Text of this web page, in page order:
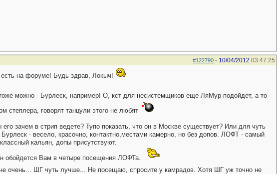
#122790 - 10/04/2012 03:47:25
есть на форуме! Будь здрав, Локыч!
можно - Бурлеск, например! О, кст для несистемщиков еще ЛяМур подойдет, а то
степлера, говорят танцули этого не любят
в стрип ведете? Тупо показать, что он в Москве существует? Или для чуть
- весело, красочно, контактно,местами камерно, но без допов. ЛОФТ - самый
кальян, допы присутствуют.
обойдется Вам в четыре посещения ЛОФТа.
очень... ШГ чуть лучше... Не посещаю, спросите у камрадов. Хотя ШГ уж точно не